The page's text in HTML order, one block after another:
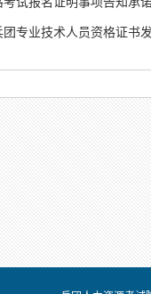
专业技术人员资格证书